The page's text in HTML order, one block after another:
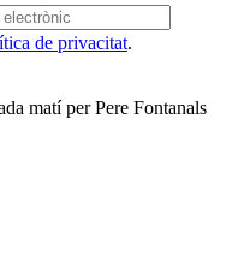
de privacitat.
matí per Pere Fontanals